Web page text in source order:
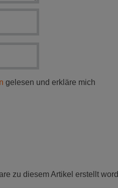
gelesen und erkläre mich
zu diesem Artikel erstellt